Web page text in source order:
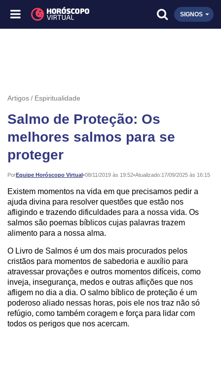
SIGNOS
Artigos Espiritualidade
Salmo de Proteção: Os
melhores salmos para se
proteger
PorEquipe Horóscopo Virtual•
Publicado: 08/11/2019 às 19:52•Atualizado:17/09/2025 às 16:15
Existem momentos na vida em que precisamos pedir a
ajuda divina para resolver questões que estão nos
afligindo e trazendo dificuldades para a nossa vida. Os
salmos são poemas bíblicos cujas palavras trazem
alimento para a nossa alma.
O Livro de Salmos é um dos mais procurados pelos
cristãos para momentos de sabedoria e auxílio para
atravessar provações e outros momentos difíceis, como
inveja, insegurança, medos e outras aflições que nos
afligem no dia a dia. O salmo bíblico de proteção é um
poderoso aliado nessas horas, pois ele nos traz não só
refúgio, como também coragem e força para lidar com
todos os perigos que nos acercam.